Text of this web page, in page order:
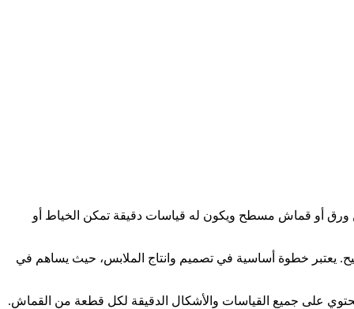
ورق أو قماش مسطح ويكون له قياسات دقيقة تمكن الخياط أو
يعتبر خطوة أساسية في تصميم وانتاج الملابس، حيث يساهم في
على جميع القياسات والأشكال الدقيقة لكل قطعة من القماش.